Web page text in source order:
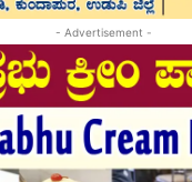
- Advertisement -